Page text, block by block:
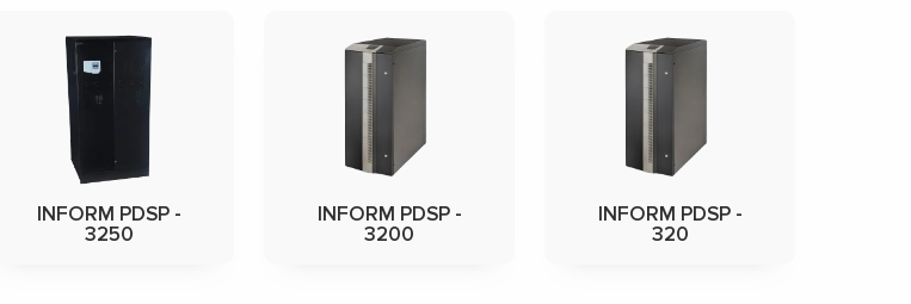
INFORM PDSP -
3250
INFORM PDSP -
3200
INFORM PDSP -
320